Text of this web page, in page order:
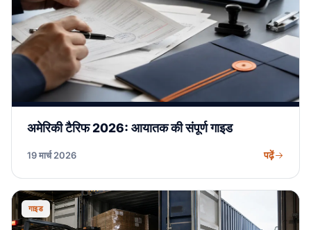
अमेरिकी टैरिफ 2026: आयातक की संपूर्ण गाइड
19 मार्च 2026 पढ़ें
गाइड